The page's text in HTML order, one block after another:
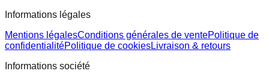
Informations légales
Mentions légalesConditions générales de ventePolitique de
confidentialitéPolitique de cookiesLivraison & retours
Informations société